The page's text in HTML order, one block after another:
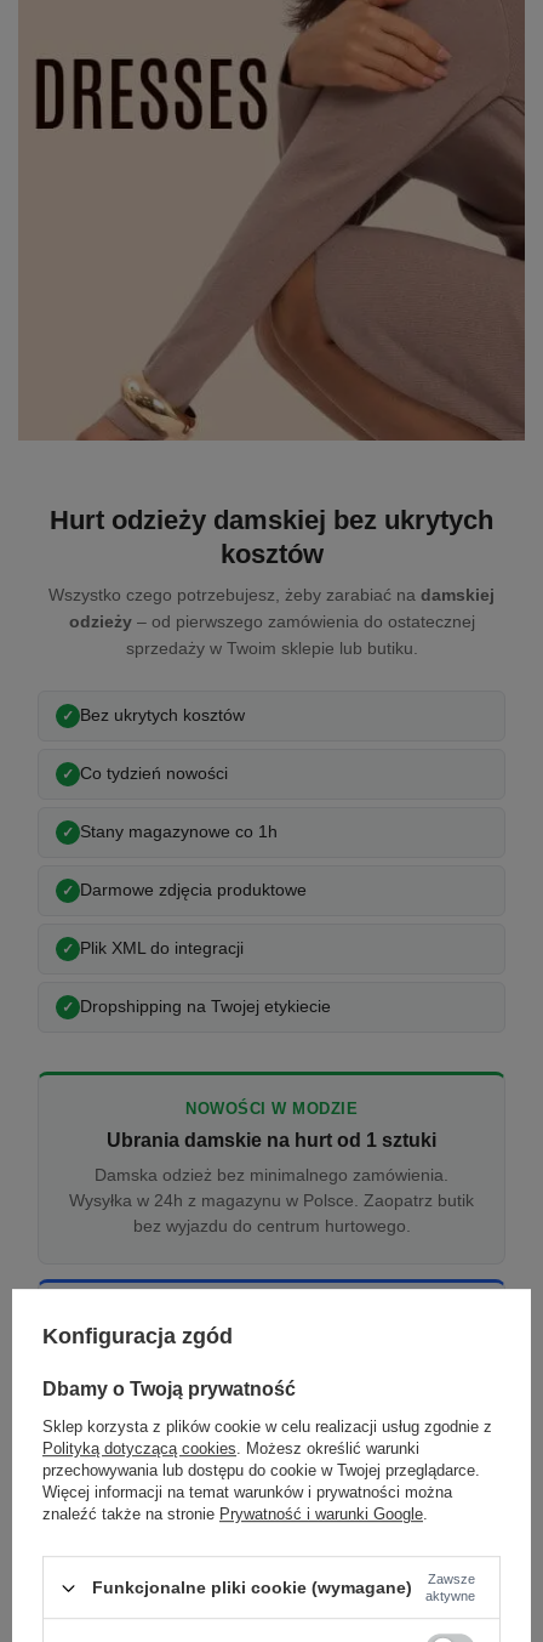
Hurt odzieży damskiej bez ukrytych
kosztów
Wszystko czego potrzebujesz, żeby zarabiać na damskiej
odzieży– od pierwszego zamówienia do ostatecznej
sprzedaży w Twoim sklepie lub butiku.
Bez ukrytych kosztów
Co tydzień nowości
Stany magazynowe co 1h
Darmowe zdjęcia produktowe
Plik XML do integracji
Dropshipping na Twojej etykiecie
NOWOŚCI W MODZIE
Ubrania damskie na hurt od 1 sztuki
Damska odzież bez minimalnego zamówienia.
Wysyłka w 24h z magazynu w Polsce. Zaopatrz butik
bez wyjazdu do centrum hurtowego.
Odzież damska hurtowo online
Internetowa hurtownia damska z plikiem XML/CSV.
Aktualizacja stanów co godzinę.
DROPSHIPPING
Damskie ubrania w dropshippingu
Hurt odzieży damskiej z wysyłką na etykiecie Twojego
sklepu w całej UE. Zero magazynu, zero
Konfiguracja zgód
Dbamy o Twoją prywatność
Sklep korzysta z plików cookie w celu realizacji usług zgodnie z
Polityką dotyczącą cookies. Możesz określić warunki
przechowywania lub dostępu do cookie w Twojej przeglądarce.
Więcej informacji na temat warunków i prywatności można
znaleźć także na stronie Prywatność i warunki Google.
Funkcjonalne pliki cookie (wymagane)
Zawsze
aktywne